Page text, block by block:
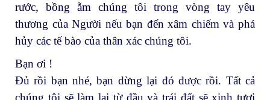
rước, bồng ẵm chúng tôi trong vòng tay yêu
thương của Người nếu bạn đến xâm chiếm và phá
hủy các tế bào của thân xác chúng tôi.
Bạn ơi !
Đủ rồi bạn nhé, bạn dừng lại đó được rồi. Tất cả
chúng tôi sẽ làm lại từ đầu và trái đất sẽ xinh tươi